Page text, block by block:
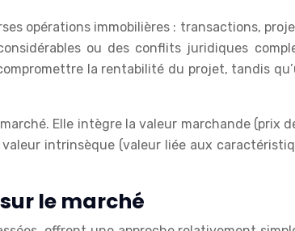
opérations immobilières : transactions,
ou des conflits juridiques
la rentabilité du projet, tandis
Elle intègre la valeur marchande (prix
intrinsèque (valeur liée aux
le marché